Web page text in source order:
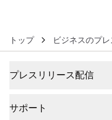
トップ ビジネスのプ
プレスリリース配信
サポート